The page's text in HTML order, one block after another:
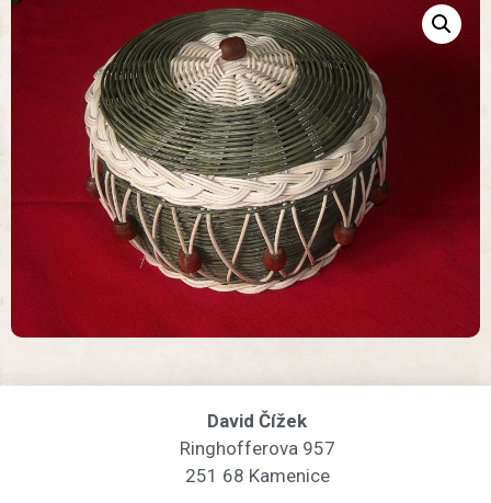
David Čížek
Ringhofferova 957
251 68 Kamenice